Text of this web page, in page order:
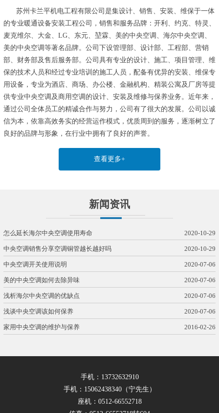
苏州卡兰平机电工程有限公司是集设计、销售、安装、维保于一体
的专业暖通设备安装工程公司，销售和服务品牌：开利、约克、特灵、
麦克维尔、大金、LG、东元、堃霖、美的中央空调、海尔中央空调、
美的中央空调等著名品牌。公司下设管理部、设计部、工程部、营销
部、财务部及售后服务部。公司具有专业的设计、施工、项目管理、维
保的技术人员和经过专业培训的施工人员，配备有优异的安装、维保专
用设备，专业为酒店、商场、办公楼、金融机构、精装公寓及厂房等提
供专业中央空调及商用空调的设计、安装及维修与保养业务。近年来，
通过公司全体员工的精诚合作与努力，公司有了很大的发展。公司以诚
信为本，依靠高效务实的经营运作模式，优质周到的服务，逐渐树立了
良好的品牌与形象，在行业中拥有了良好的声誉。
查看更多+
新闻资讯
怎么延长海尔中央空调使用寿命 2020-10-29
中央空调销售分享空调铜管越长越好吗 2020-10-29
中央空调开关使用说明 2020-07-06
美的中央空调如何去除异味 2020-07-06
浅析海尔中央空调的优缺点 2020-07-06
浅谈中央空调该如何保养 2020-07-06
家用中央空调的维护与保养 2016-02-26
手机：13732632910
手机：15062438340（宁先生）
座机：0512-66552718